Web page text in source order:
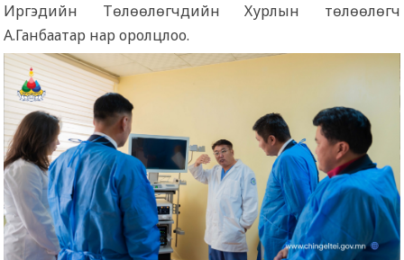
Иргэдийн Төлөөлөгчдийн Хурлын төлөөлөгч
А.Ганбаатар нар оролцлоо.